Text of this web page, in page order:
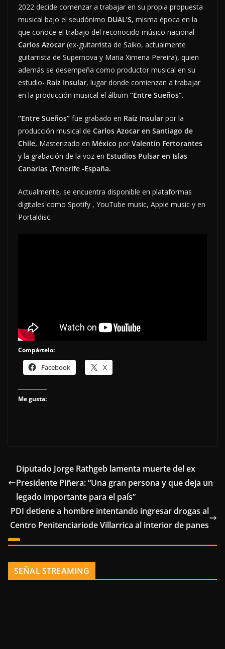
2022 decide comenzar a trabajar en su propia propuesta
musical bajo el seudónimo DUAL’S, misma época en la
que conoce el trabajo del reconocido músico nacional
Carlos Azocar (ex-guitarrista de Saiko, actualmente
guitarrista de Supernova y Maria Ximena Pereira), quien
además se desempeña como productor musical en su
estudio- Raíz Insular, lugar donde comienzan a trabajar
en la producción musical el álbum “Entre Sueños”.
“Entre Sueños” fue grabado en Raíz Insular por la
producción musical de Carlos Azocar en Santiago de
Chile, Masterizado en México por Valentín Fertorantes
y la grabación de la voz en Estudios Pulsar en Islas
Canarias ,Tenerife -España.
Actualmente, se encuentra disponible en plataformas
digitales como Spotify , YouTube music, Apple music y en
Portaldisc.
Compártelo:
Facebook X
Me gusta:
Diputado Jorge Rathgeb lamenta muerte del ex
Presidente Piñera: “Una gran persona y que deja un
legado importante para el país”
PDI detiene a hombre intentando ingresar drogas al
Centro Penitenciariode Villarrica al interior de panes
SEÑAL STREAMING